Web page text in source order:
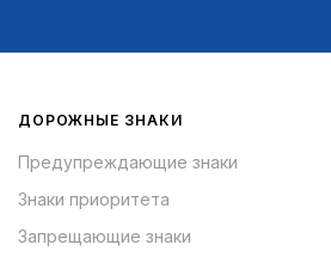
ДОРОЖНЫЕ ЗНАКИ
Предупреждающие знаки
Знаки приоритета
Запрещающие знаки